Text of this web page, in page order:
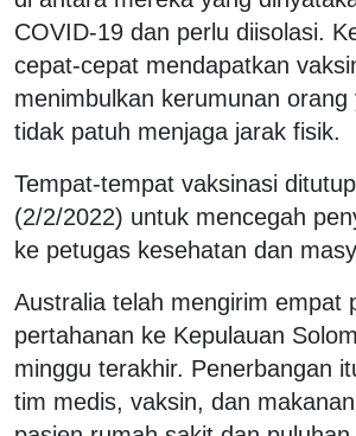
COVID-19 dan perlu diisolasi.
cepat-cepat mendapatkan
menimbulkan kerumunan orang
tidak patuh menjaga jarak fisik.
Tempat-tempat vaksinasi
(2/2/2022) untuk mencegah
ke petugas kesehatan dan
Australia telah mengirim empat
pertahanan ke Kepulauan
minggu terakhir. Penerbangan
tim medis, vaksin, dan